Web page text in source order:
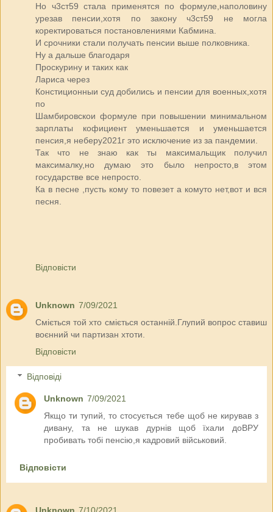
Но ч3ст59 стала применятся по формуле,наполовину
урезав пенсии,хотя по закону ч3ст59 не могла
коректироваться постановлениями Кабмина.
И срочники стали получать пенсии выше полковника.
Ну а дальше благодаря
Проскурину и таких как
Лариса через
Констиционныи суд добились и пенсии для военных,хотя
по
Шамбировскои формуле при повышении минимальном
зарплаты кофициент уменьшается и уменьшается
пенсия,я неберу2021г это исключение из за пандемии.
Так что не знаю как ты максимальщик получил
максималку,но думаю это было непросто,в этом
государстве все непросто.
Ка в песне ,пусть кому то повезет а комуто нет,вот и вся
песня.
Відповісти
Unknown 7/09/2021
Сміється той хто сміється останній.Глупий вопрос ставиш
воєнний чи партизан хтоти.
Відповісти
Відповіді
Unknown 7/09/2021
Якщо ти тупий, то стосується тебе щоб не кирував з
дивану, та не шукав дурнів щоб їхали доВРУ
пробивать тобі пенсію,я кадровий військовий.
Відповісти